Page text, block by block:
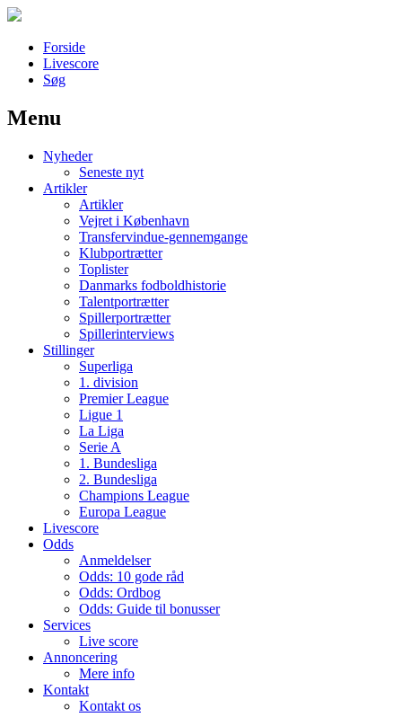
Forside
Livescore
Søg
Наши партнеры
лучшие займы
Menu
Nyheder
Seneste nyt
Artikler
Artikler
Vejret i København
Transfervindue-gennemgange
Klubportrætter
Toplister
Danmarks fodboldhistorie
Talentportrætter
Spillerportrætter
Spillerinterviews
Stillinger
Superliga
1. division
Premier League
Ligue 1
La Liga
Serie A
1. Bundesliga
2. Bundesliga
Champions League
Europa League
Livescore
Odds
Anmeldelser
Odds: 10 gode råd
Odds: Ordbog
Odds: Guide til bonusser
Services
Live score
Annoncering
Mere info
Kontakt
Kontakt os